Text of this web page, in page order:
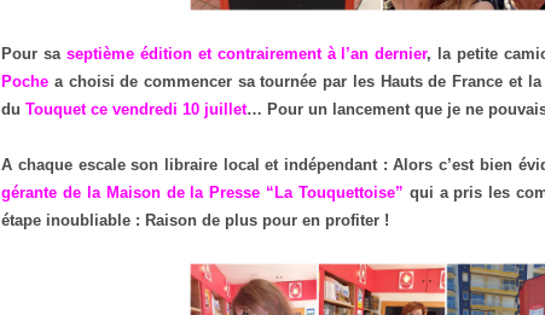
Pour sa septième édition et contrairement à l’an dernier, la petite
Poche a choisi de commencer sa tournée par les Hauts de France et
duTouquet ce vendredi 10 juillet… Pour un lancement que je ne
A chaque escale son libraire local et indépendant : Alors c’est bien
gérante de la Maison de la Presse “La Touquettoise” qui a pris les
étape inoubliable : Raison de plus pour en profiter !